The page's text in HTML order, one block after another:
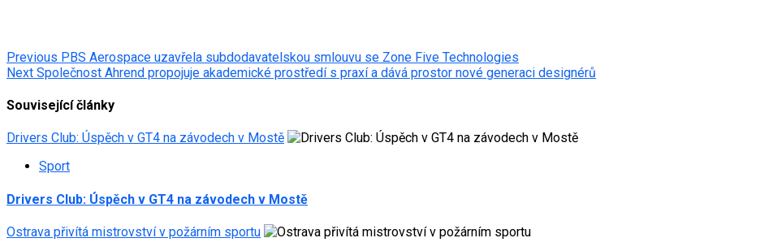
Post
navigation
Previous PBS Aerospace uzavřela subdodavatelskou smlouvu se Zone Five Technologies
Next Společnost Ahrend propojuje akademické prostředí s praxí a dává prostor nové generaci designérů
Související články
Drivers Club: Úspěch v GT4 na závodech v Mostě
Sport
Drivers Club: Úspěch v GT4 na závodech v Mostě
Ostrava přivítá mistrovství v požárním sportu